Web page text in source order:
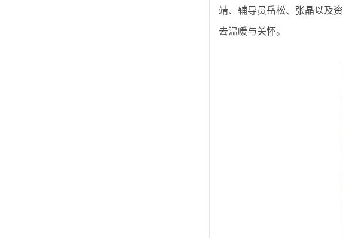
靖、辅导员岳松、张晶以及
去温暖与关怀。